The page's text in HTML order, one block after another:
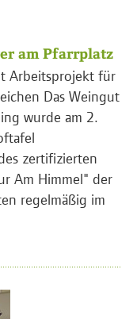
am Pfarrplatz
Arbeitsprojekt für
Das Weingut
wurde am 2.
zertifizierten
Am Himmel" der
regelmäßig im